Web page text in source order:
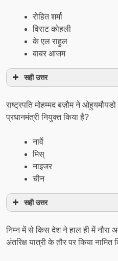
रोहित शर्मा
विराट कोहली
के एल राहुल
बाबर आजम
सही उत्तर
राष्ट्रपति मोहम्मद बज़ौम ने
प्रधानमंत्री नियुक्त किया है?
नार्वे
मिस्
नाइजर
चीन
सही उत्तर
निम्न में से किस देश ने हाल ही में नौरा
अंतरिक्ष यात्री के तौर पर किया नामित